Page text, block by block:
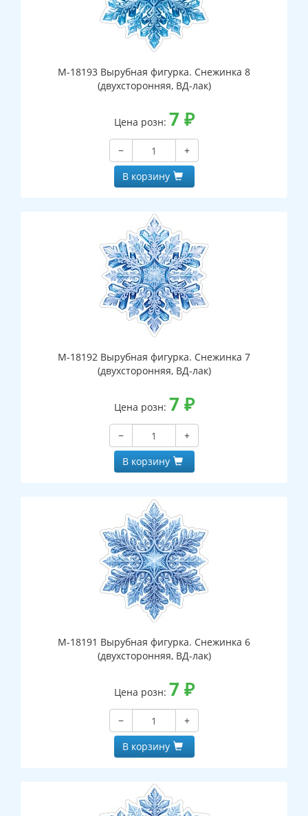
М-18193 Вырубная фигурка. Снежинка 8
(двухсторонняя, ВД-лак)
Цена розн: 7 ₽
−
+
В корзину
М-18192 Вырубная фигурка. Снежинка 7
(двухсторонняя, ВД-лак)
Цена розн: 7 ₽
−
+
В корзину
М-18191 Вырубная фигурка. Снежинка 6
(двухсторонняя, ВД-лак)
Цена розн: 7 ₽
−
+
В корзину